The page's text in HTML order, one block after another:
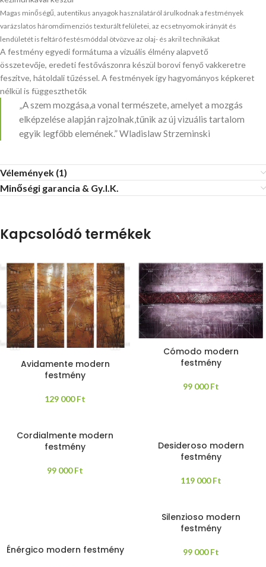
Magas minőségű, autentikus anyagok használatáról árulkodnak a festmények
varázslatos háromdimenziós texturált felületei, az ecsetnyomok irányát és
lendületét is feltáró festésmóddal ötvözve az olaj- és akril technikákat
A festmény egyedi formátuma a vizuális élmény alapvető
összetevője, eredeti festővászonra készül borovi fenyő vakkeretre
feszítve, hátoldali tűzéssel. A festmények így hagyományos képkeret
nélkül is függeszthetők
„A szem mozgása,a vonal természete, amelyet a mozgás
elképzelése alapján rajzolnak,tűnik az új vizuális tartalom
egyik legfőbb elemének.” Wladislaw Strzeminski
Vélemények (1)
Minőségi garancia & Gy.I.K.
Kapcsolódó termékek
Avidamente modern
festmény
129 000Ft
Cómodo modern
festmény
99 000Ft
Cordialmente modern
festmény
99 000Ft
Desideroso modern
festmény
119 000Ft
Énérgico modern festmény
Silenzioso modern
festmény
99 000Ft